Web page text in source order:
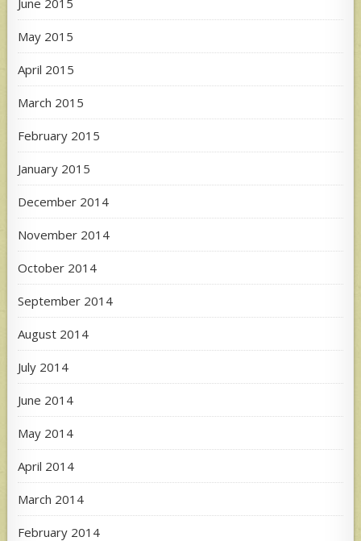
May 2015
April 2015
March 2015
February 2015
January 2015
December 2014
November 2014
October 2014
September 2014
August 2014
July 2014
June 2014
May 2014
April 2014
March 2014
February 2014